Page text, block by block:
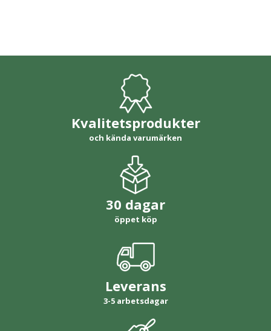
Kvalitetsprodukter
och kända varumärken
30 dagar
öppet köp
Leverans
3-5 arbetsdagar